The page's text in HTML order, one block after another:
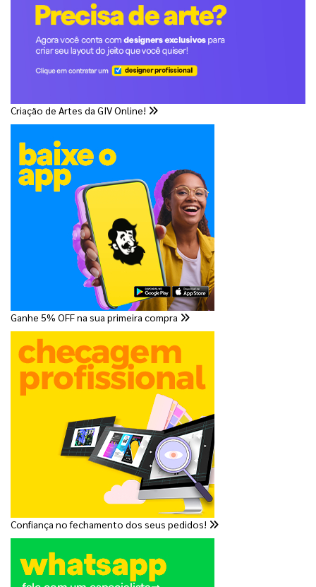
Criação de Artes da GIV Online!
Ganhe 5% OFF na sua primeira compra
Confiança no fechamento dos seus pedidos!